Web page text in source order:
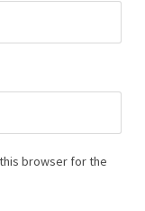
browser for the